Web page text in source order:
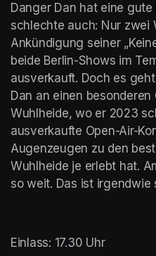
Danger Dan hat eine
schlechte auch: Nur zwei
Ankündigung seiner
beide Berlin-Shows im
ausverkauft. Doch es
Dan an einen
Wuhlheide, wo er 2023
ausverkaufte Open-Air-
Augenzeugen zu den
Wuhlheide je erlebt hat.
so weit. Das ist irgendwie
Einlass: 17.30 Uhr